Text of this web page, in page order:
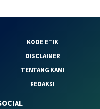
KODE ETIK
DISCLAIMER
TENTANG KAMI
REDAKSI